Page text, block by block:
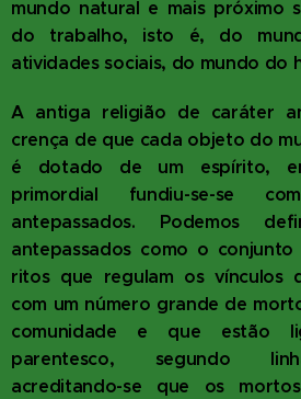
mundo natural e mais próximo
do trabalho, isto é, do
atividades sociais, do mundo do
A antiga religião de caráter
crença de que cada objeto do
é dotado de um espírito,
primordial fundiu-se-se
antepassados. Podemos
antepassados como o
ritos que regulam os vínculos
com um número grande de
comunidade e que estão
parentesco, segundo
acreditando-se que os